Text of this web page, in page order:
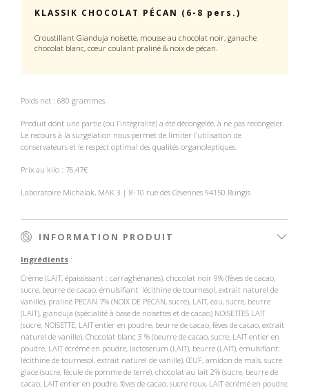
KLASSIK CHOCOLAT PÉCAN (6-8 pers.)
Croustillant Gianduja noisette, mousse au chocolat noir, ganache
chocolat blanc, cœur coulant praliné & noix de pécan.
Poids net : 680 grammes.
Produit dont une partie (ou l’intégralité) a été décongelée, à ne pas recongeler.
Le recours à la surgélation nous permet de limiter l’utilisation de
conservateurs et le respect optimal des qualités organoleptiques.
Prix au kilo : 76,47€
Laboratoire Michalak, MAK 3 | 8-10 rue des Cévennes 94150 Rungis
INFORMATION PRODUIT
Ingrédients :
Crème (LAIT, épaississant : carraghénanes), chocolat noir 9% (fèves de cacao,
sucre, beurre de cacao, émulsifiant: lécithine de tournesol, extrait naturel de
vanille), praliné PECAN 7% (NOIX DE PECAN, sucre), LAIT, eau, sucre, beurre
(LAIT), gianduja (spécialité à base de noisettes et de cacao) NOISETTES LAIT
(sucre, NOISETTE, LAIT entier en poudre, beurre de cacao, fèves de cacao, extrait
naturel de vanille), Chocolat blanc 3 % (beurre de cacao, sucre, LAIT entier en
poudre, LAIT écrémé en poudre, lactoserum (LAIT), beurre (LAIT), émulsifiant:
lécithine de tournesol, extrait naturel de vanille), ŒUF, amidon de maïs, sucre
glace (sucre, fécule de pomme de terre), chocolat au lait 2% (sucre, beurre de
cacao, LAIT entier en poudre, fèves de cacao, sucre roux, LAIT écrémé en poudre,